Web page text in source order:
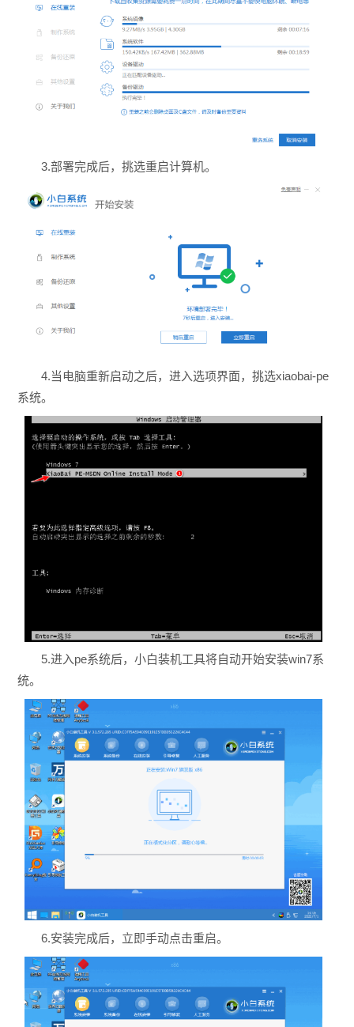
3.部署完成后，挑选重启计算机。
4.当电脑重新启动之后，进入选项界面，挑选xiaobai-pe
系统。
5.进入pe系统后，小白装机工具将自动开始安装win7系
统。
6.安装完成后，立即手动点击重启。